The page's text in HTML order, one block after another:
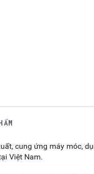
cung ứng máy móc,
Việt Nam.